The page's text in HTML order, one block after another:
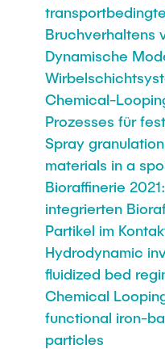
Bruchverhaltens
Dynamische
Chemical-
Prozesses für
Spray
materials in a
Bioraffinerie
integrierten
Partikel im
Hydrodynamic
fluidized bed
Chemical
functional iron-
particles